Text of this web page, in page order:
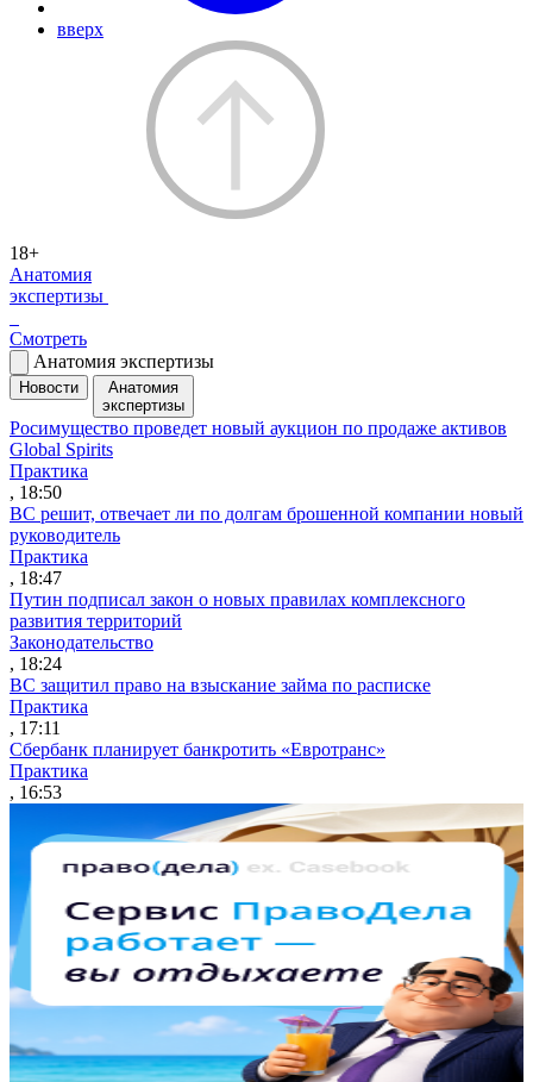
вверх
18+
Анатомия
экспертизы
Смотреть
Анатомия экспертизы
Новости
Анатомия
экспертизы
Росимущество проведет новый аукцион по продаже активов
Global Spirits
Практика
, 18:50
ВС решит, отвечает ли по долгам брошенной компании новый
руководитель
Практика
, 18:47
Путин подписал закон о новых правилах комплексного
развития территорий
Законодательство
, 18:24
ВС защитил право на взыскание займа по расписке
Практика
, 17:11
Сбербанк планирует банкротить «Евротранс»
Практика
, 16:53